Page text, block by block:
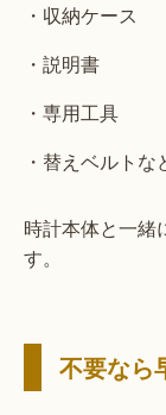
・収納ケース
・説明書
・専用工具
・替えベルトな
時計本体と一緒
す。
不要なら